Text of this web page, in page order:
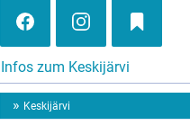
Infos zum Keskijärvi
Keskijärvi